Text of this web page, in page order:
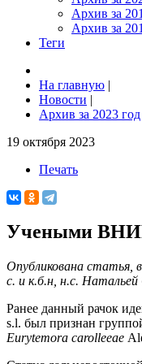
Архив за
Архив за
Теги
На главную |
Новости |
Архив за 2023 год
19 октября 2023
Печать
Учеными
Опубликована статья,
с. и к.б.н, н.с. Натальей
Ранее данный рачок
s.l. был признан
Eurytemora carolleeae